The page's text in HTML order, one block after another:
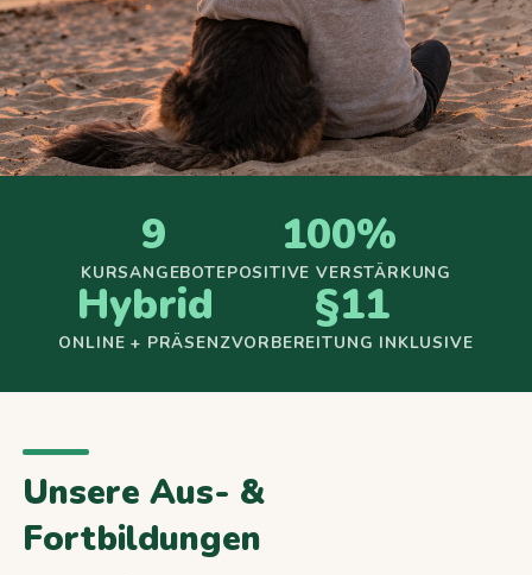
9
KURSANGEBOTE
100%
POSITIVE VERSTÄRKUNG
Hybrid
ONLINE + PRÄSENZ
§11
VORBEREITUNG INKLUSIVE
Unsere Aus- &
Fortbildungen